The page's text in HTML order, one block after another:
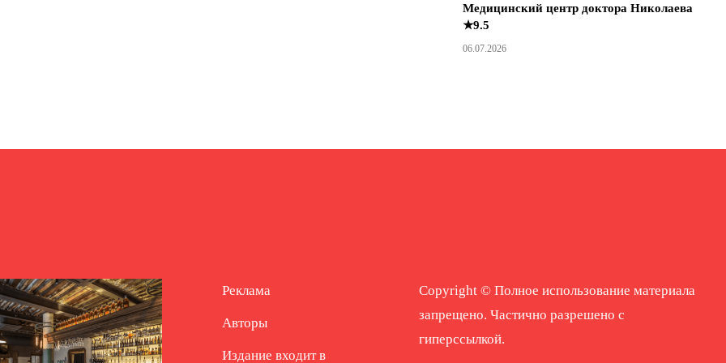
Медицинский центр доктора Николаева
★9.5
06.07.2026
Реклама
Авторы
Издание входит в
Copyright © Полное использование материала
запрещено. Частично разрешено с
гиперссылкой.